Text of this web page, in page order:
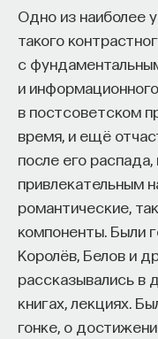
Одно из наиболее
такого
с
и
в постсоветском
время, и ещё
после его
привлекательным
романтические,
компоненты. Были
Королёв, Белов и
рассказывались в
книгах, лекциях.
гонке, о
создан. Они
самые разные
коммуникацию
Но если
собеседника,
основания,
позицию, тогда
продвигается.
не объем общения
самой
«Мыслить как
ПостНауки Ивара
меняют мир. В